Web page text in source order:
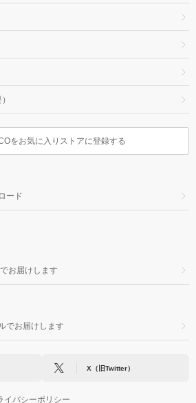
をお気に入りストアに登録する
ード
お届けします
でお届けします
X（旧Twitter）
イバシーポリシー